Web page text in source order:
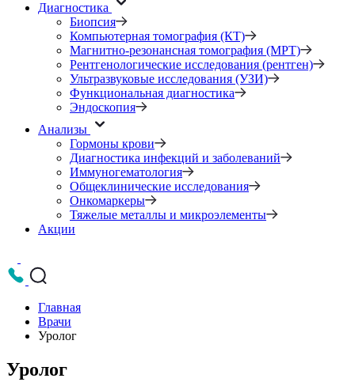
Диагностика
Биопсия
Компьютерная томография (КТ)
Магнитно-резонансная томография (МРТ)
Рентгенологические исследования (рентген)
Ультразвуковые исследования (УЗИ)
Функциональная диагностика
Эндоскопия
Анализы
Гормоны крови
Диагностика инфекций и заболеваний
Иммуногематология
Общеклинические исследования
Онкомаркеры
Тяжелые металлы и микроэлементы
Акции
Главная
Врачи
Уролог
Уролог